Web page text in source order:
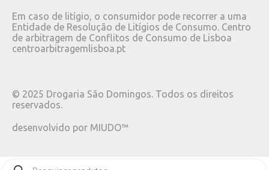
Em caso de litígio, o consumidor pode recorrer a uma
Entidade de Resolução de Litígios de Consumo. Centro
de arbitragem de Conflitos de Consumo de Lisboa
centroarbitragemlisboa.pt
© 2025 Drogaria São Domingos. Todos os direitos
reservados.
desenvolvido por MIUDO™